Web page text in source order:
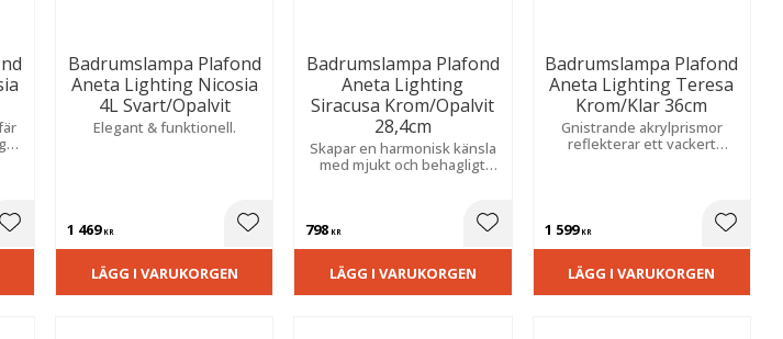
Lägg till i favoriter
Badrumslampa Plafond
Aneta Lighting Nicosia
4L Svart/Opalvit
Elegant & funktionell.
1 469KR Lägg till i favoriter
LÄGG I VARUKORGEN
Badrumslampa Plafond
Aneta Lighting
Siracusa Krom/Opalvit
28,4cm
Skapar en harmonisk känsla
med mjukt och behagligt
stilren form och praktisk
798 KR Lägg till i favoriter
LÄGG I VARUKORGEN
Badrumslampa Plafond
Aneta Lighting Teresa
Krom/Klar 36cm
Gnistrande akrylprismor
reflekterar ett vackert
1 599KR Lägg
LÄGG I VARUKORGEN